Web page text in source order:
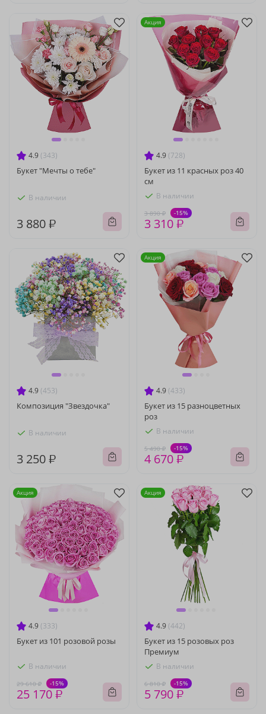
4.9 (343)
Букет "Мечты о тебе"
В наличии
3 880 ₽
4.9 (728)
Букет из 11 красных роз 40
см
В наличии
3 890 ₽ -15%
3 310 ₽
Акция
4.9 (453)
Композиция "Звездочка"
В наличии
3 250 ₽
4.9 (433)
Букет из 15 разноцветных
роз
В наличии
5 490 ₽ -15%
4 670 ₽
Акция
4.9 (333)
Букет из 101 розовой розы
В наличии
29 610 ₽ -15%
25 170 ₽
Акция
4.9 (442)
Букет из 15 розовых роз
Премиум
В наличии
6 810 ₽ -15%
5 790 ₽
Акция